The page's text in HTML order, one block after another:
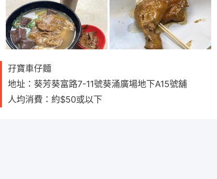
孖寶車仔麵
地址：葵芳葵富路7-11號葵涌廣場地下A15號舖
人均消費：約$50或以下